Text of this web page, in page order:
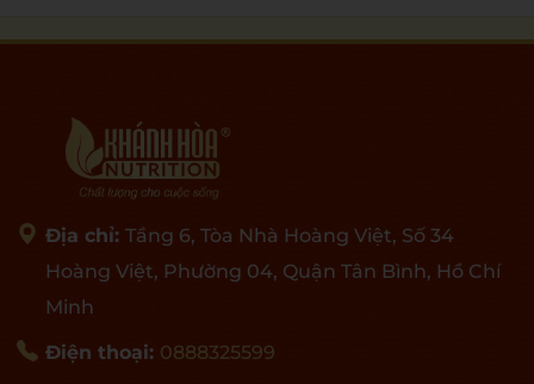
Địa chỉ: Tầng 6, Tòa Nhà Hoàng Việt, Số 34
Hoàng Việt, Phường 04, Quận Tân Bình, Hồ Chí
Minh
Điện thoại: 0888325599